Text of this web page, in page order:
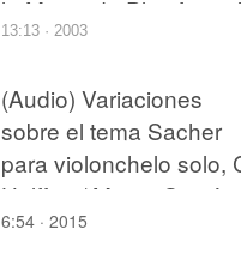
la Matriz de
(II)
13:13 · 2003
(Audio) Variaciones
sobre el tema Sacher
para violonchelo solo,
Halffter / Mayte García
Atienza, violonchelo
6:54 · 2015